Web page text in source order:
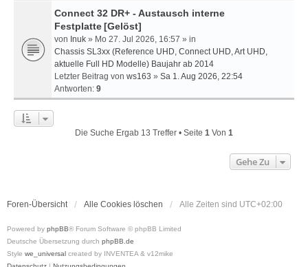
Connect 32 DR+ - Austausch interne
Festplatte[Gelöst]
von Inuk » Mo 27. Jul 2026, 16:57 » in
Chassis SL3xx (Reference UHD, Connect UHD, Art UHD,
aktuelle Full HD Modelle) Baujahr ab 2014
Letzter Beitrag von ws163 » Sa 1. Aug 2026, 22:54
Antworten: 9
Die Suche Ergab 13 Treffer • Seite 1 Von 1
Gehe Zu
Foren-Übersicht Alle Cookies löschen Alle Zeiten sind UTC+02:00
Powered by phpBB® Forum Software © phpBB Limited
Deutsche Übersetzung durch phpBB.de
Style we_universal created by INVENTEA & v12mike